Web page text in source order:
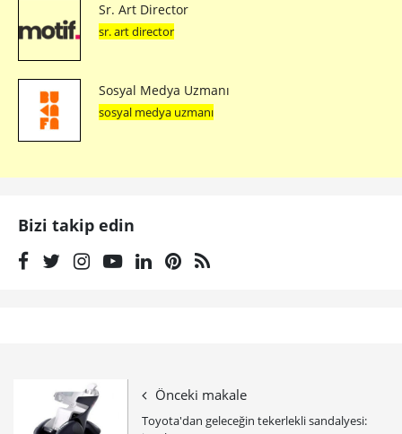
Sr. Art Director
sr. art director
Sosyal Medya Uzmanı
sosyal medya uzmanı
Bizi takip edin
Önceki makale
Toyota'dan geleceğin tekerlekli sandalyesi: